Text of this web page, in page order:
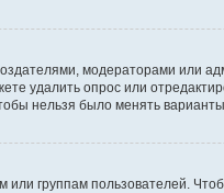
модераторами или
удалить опрос или
нельзя было менять
группам пользователей.